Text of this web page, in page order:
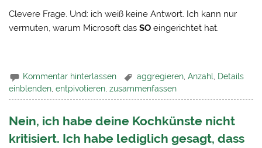
Clevere Frage. Und: ich weiß keine Antwort. Ich kann nur
vermuten, warum Microsoft dasSOeingerichtet hat.
Kommentar hinterlassen aggregieren ,Anzahl
Details
einblenden,entpivotieren,zusammenfassen
Nein, ich habe deine Kochkünste nicht
kritisiert. Ich habe lediglich gesagt, dass